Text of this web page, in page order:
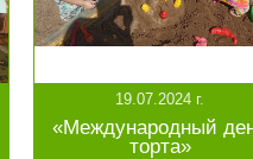
19.07.2024 г.
«Международный
торта»